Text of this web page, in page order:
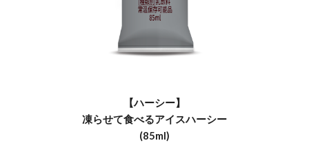
【ハーシー】
凍らせて食べるアイスハーシー
(85ml)